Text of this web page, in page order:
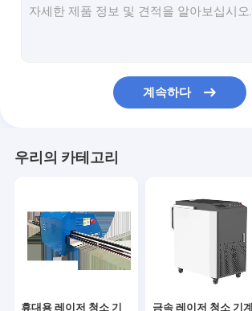
레이저 녹 청소 기계
광섬유 레이저 절단기
3D 레이저 조각기
계속하다
우리의 카테고리
휴대용 레이저 청소 기 금속 레이저 청소 기계